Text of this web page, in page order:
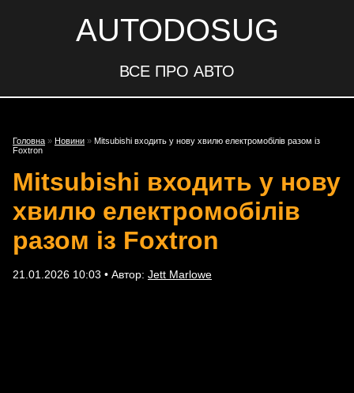
AUTODOSUG
ВСЕ ПРО АВТО
Головна » Новини » Mitsubishi входить у нову хвилю електромобілів разом із
Foxtron
Mitsubishi входить у нову
хвилю електромобілів
разом із Foxtron
21.01.2026 10:03 • Автор: Jett Marlowe